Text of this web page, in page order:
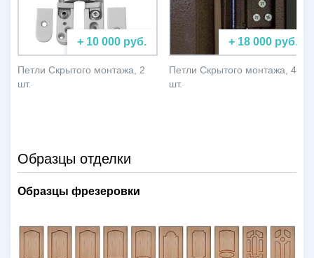
+ 10 000 руб.
Петли Скрытого монтажа, 2
шт.
+ 18 000 руб.
Петли Скрытого монтажа, 4
шт.
Образцы отделки
Образцы фрезеровки